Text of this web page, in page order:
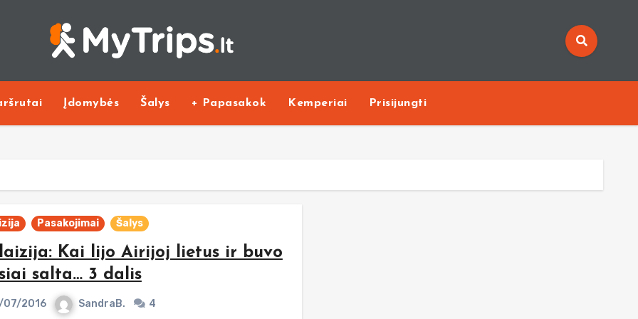
Įdomybės Šalys + Papasakok Kemperiai Prisijungti
Pasakojimai Šalys
Kai lijo Airijoj lietus ir buvo
salta… 3 dalis
07/2016 SandraB. 4